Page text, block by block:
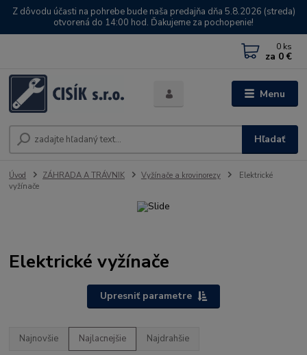
Z dôvodu účasti na pohrebe bude naša predajňa dňa 5.8.2026 (streda)
otvorená do 14:00 hod. Ďakujeme za pochopenie!
Menu
Hľadať
0 ks
za 0 €
Úvod ZÁHRADA A TRÁVNIK Vyžínače a krovinorezy
Elektrické
vyžínače
Elektrické vyžínače
Upresniť parametre
Najnovšie Najlacnejšie Najdrahšie